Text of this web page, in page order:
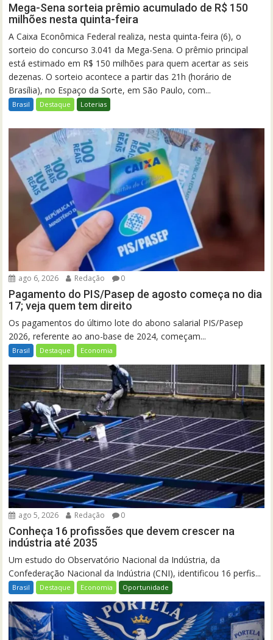
Mega-Sena sorteia prêmio acumulado de R$ 150
milhões nesta quinta-feira
A Caixa Econômica Federal realiza, nesta quinta-feira (6), o
sorteio do concurso 3.041 da Mega-Sena. O prêmio principal
está estimado em R$ 150 milhões para quem acertar as seis
dezenas. O sorteio acontece a partir das 21h (horário de
Brasília), no Espaço da Sorte, em São Paulo, com...
Brasil Destaque Loterias
ago 6, 2026 Redação 0
Pagamento do PIS/Pasep de agosto começa no dia
17; veja quem tem direito
Os pagamentos do último lote do abono salarial PIS/Pasep
2026, referente ao ano-base de 2024, começam...
Brasil Destaque Economia
ago 5, 2026 Redação 0
Conheça 16 profissões que devem crescer na
indústria até 2035
Um estudo do Observatório Nacional da Indústria, da
Confederação Nacional da Indústria (CNI), identificou 16 perfis...
Brasil Destaque Economia Oportunidade